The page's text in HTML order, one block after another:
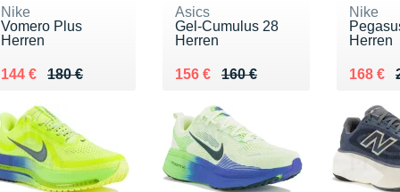
Nike
Vomero Plus
Herren
180 €
Au lieu de 180 €
144 €
Vendu 144 €
Asics
Gel-Cumulus 28
Herren
160 €
Au lieu de 160 €
156 €
Vendu 156 €
Nike
Herren
Au lieu
168 €
Vendu